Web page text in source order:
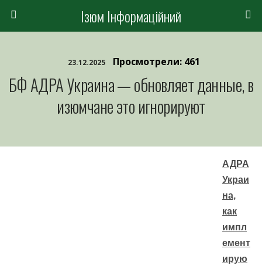
Ізюм Інформаційний
23.12.2025 Просмотрели: 461
БФ АДРА Украина — обновляет данные, в
изюмчане это игнорируют
АДРА
Украи
на,
как
импл
емент
ирую